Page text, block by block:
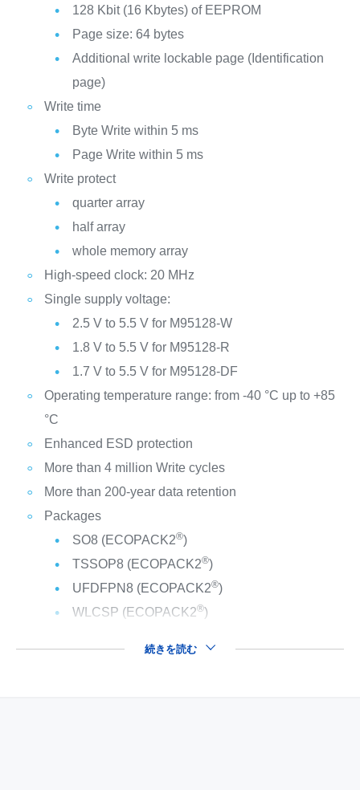
128 Kbit (16 Kbytes) of EEPROM
Page size: 64 bytes
Additional write lockable page (Identification
page)
Write time
Byte Write within 5 ms
Page Write within 5 ms
Write protect
quarter array
half array
whole memory array
High-speed clock: 20 MHz
Single supply voltage:
2.5 V to 5.5 V for M95128-W
1.8 V to 5.5 V for M95128-R
1.7 V to 5.5 V for M95128-DF
Operating temperature range: from -40 °C up to +85
°C
Enhanced ESD protection
More than 4 million Write cycles
More than 200-year data retention
Packages
SO8 (ECOPACK2®)
TSSOP8 (ECOPACK2®)
UFDFPN8 (ECOPACK2®)
WLCSP (ECOPACK2®)
続きを読む